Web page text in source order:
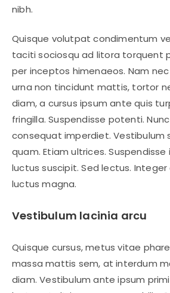
nibh.
Quisque volutpat condimentum
taciti sociosqu ad litora torquent
per inceptos himenaeos. Nam
urna non tincidunt mattis, tortor
diam, a cursus ipsum ante quis
fringilla. Suspendisse potenti.
consequat imperdiet. Vestibulum
quam. Etiam ultrices.
luctus suscipit. Sed lectus.
luctus magna.
Vestibulum lacinia arcu
Quisque cursus, metus vitae
massa mattis sem, at interdum
diam. Vestibulum ante ipsum